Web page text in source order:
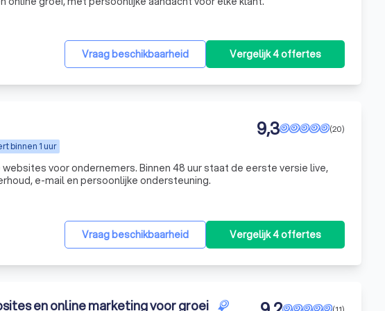
Vraag beschikbaarheid Vergelijk 4 offertes
binnen 1 uur
(20)
9,3
voor ondernemers. Binnen 48 uur staat de eerste versie live,
e-mail en persoonlijke ondersteuning.
Vraag beschikbaarheid Vergelijk 4 offertes
en online marketing voor groei